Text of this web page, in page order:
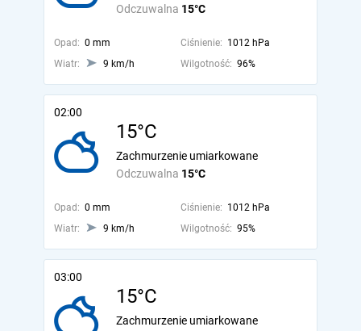
Odczuwalna 15°C
Opad: 0 mm Ciśnienie: 1012 hPa
Wiatr:
9 km/h Wilgotność: 96%
02:00
15°C
Odczuwalna 15°C
Zachmurzenie umiarkowane
Opad: 0 mm Ciśnienie: 1012 hPa
Wiatr:
9 km/h Wilgotność: 95%
03:00
15°C
Zachmurzenie umiarkowane